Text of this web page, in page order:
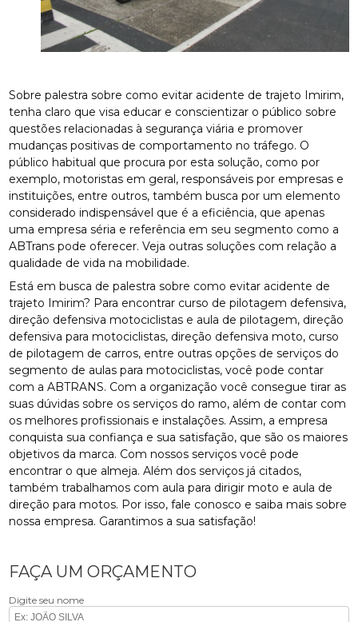
Sobre palestra sobre como evitar acidente de trajeto Imirim,
tenha claro que visa educar e conscientizar o público sobre
questões relacionadas à segurança viária e promover
mudanças positivas de comportamento no tráfego. O
público habitual que procura por esta solução, como por
exemplo, motoristas em geral, responsáveis por empresas e
instituições, entre outros, também busca por um elemento
considerado indispensável que é a eficiência, que apenas
uma empresa séria e referência em seu segmento como a
ABTrans pode oferecer. Veja outras soluções com relação a
qualidade de vida na mobilidade.
Está em busca de palestra sobre como evitar acidente de
trajeto Imirim? Para encontrar curso de pilotagem defensiva,
direção defensiva motociclistas e aula de pilotagem, direção
defensiva para motociclistas, direção defensiva moto, curso
de pilotagem de carros, entre outras opções de serviços do
segmento de aulas para motociclistas, você pode contar
com a ABTRANS. Com a organização você consegue tirar as
suas dúvidas sobre os serviços do ramo, além de contar com
os melhores profissionais e instalações. Assim, a empresa
conquista sua confiança e sua satisfação, que são os maiores
objetivos da marca. Com nossos serviços você pode
encontrar o que almeja. Além dos serviços já citados,
também trabalhamos com aula para dirigir moto e aula de
direção para motos. Por isso, fale conosco e saiba mais sobre
nossa empresa. Garantimos a sua satisfação!
FAÇA UM ORÇAMENTO
Digite seu nome